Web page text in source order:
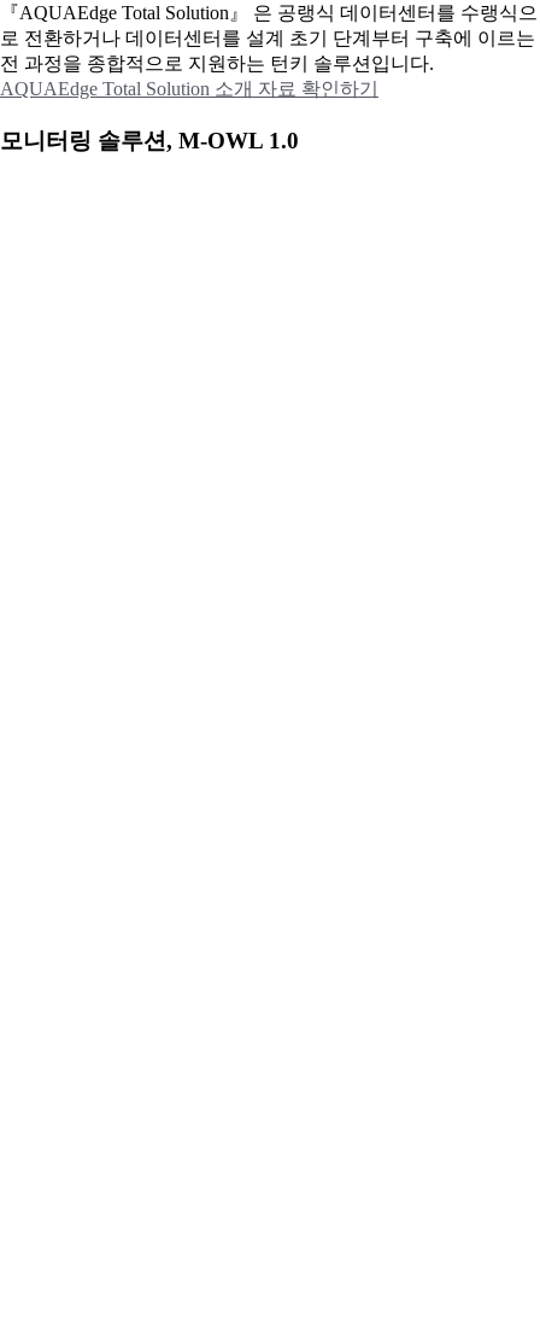
『AQUAEdge Total Solution』 은 공랭식 데이터센터를 수랭식으
로 전환하거나 데이터센터를 설계 초기 단계부터 구축에 이르는
전 과정을 종합적으로 지원하는 턴키 솔루션입니다.
AQUAEdge Total Solution 소개 자료 확인하기
모니터링 솔루션, M-OWL 1.0